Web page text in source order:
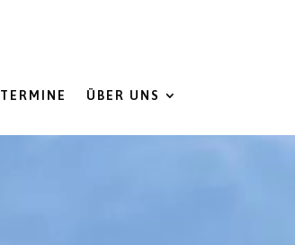
TERMINE ÜBER UNS